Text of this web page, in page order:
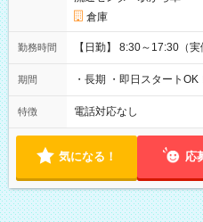
倉庫
勤務時間 【日勤】 8:30～17:30（
期間 ・長期 ・即日スタートOK
特徴 電話対応なし
気になる！ 応